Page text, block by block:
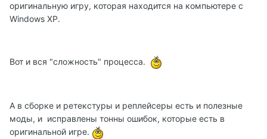
оригинальную игру, которая находится на компьютере с
Windows XP.
Вот и вся "сложность" процесса.
А в сборке и ретекстуры и реплейсеры есть и полезные
моды, и исправлены тонны ошибок, которые есть в
оригинальной игре.